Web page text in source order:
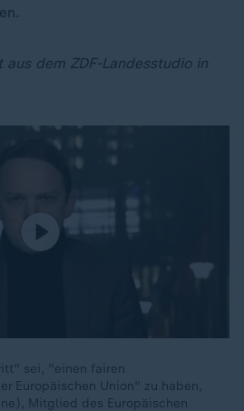
dem ZDF-Landesstudio in
sei, "einen fairen
Europäischen Union" zu haben,
Mitglied des Europäischen